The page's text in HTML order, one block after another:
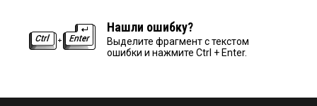
Нашли ошибку?
Выделите фрагмент с текстом
ошибки и нажмите Ctrl + Enter.